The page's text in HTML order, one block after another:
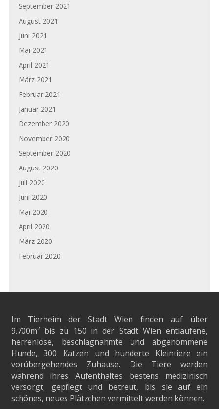
September 2021
August 2021
Juni 2021
Mai 2021
April 2021
März 2021
Februar 2021
Januar 2021
Dezember 2020
November 2020
September 2020
August 2020
Juli 2020
Juni 2020
Mai 2020
April 2020
März 2020
Februar 2020
Im Tierheim der Stadt Wien finden auf über
9.700m² bis zu 150 in der Stadt Wien entlaufene,
herrenlose, beschlagnahmte und abgenommene
Hunde, 300 Katzen und hunderte Kleintiere ein
vorübergehendes Zuhause. Die Tiere werden
während ihres Aufenthaltes bestens medizinisch
versorgt, gepflegt und betreut, bis sie auf ein
schönes, neues Plätzchen vermittelt werden können.